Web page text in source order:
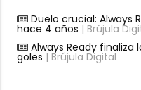
Duelo crucial: Always
hace 4 años | Brújula
Always Ready
goles | Brújula Digital